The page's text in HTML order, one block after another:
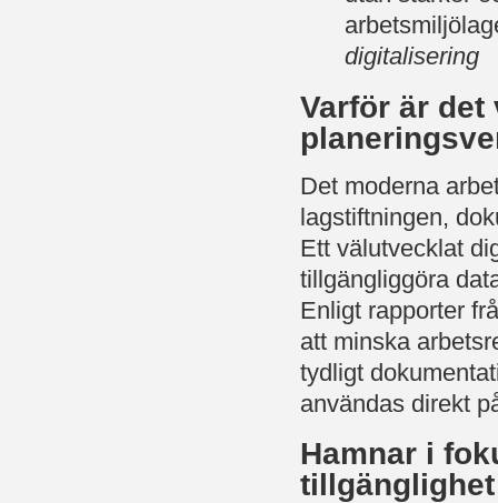
digitalisering
Varför är
Det moderna
lagstiftningen,
Ett välutvecklat
tillgängliggöra
Enligt rapporter
att minska
tydligt
användas direkt
Hamnar i
tillgänglighet